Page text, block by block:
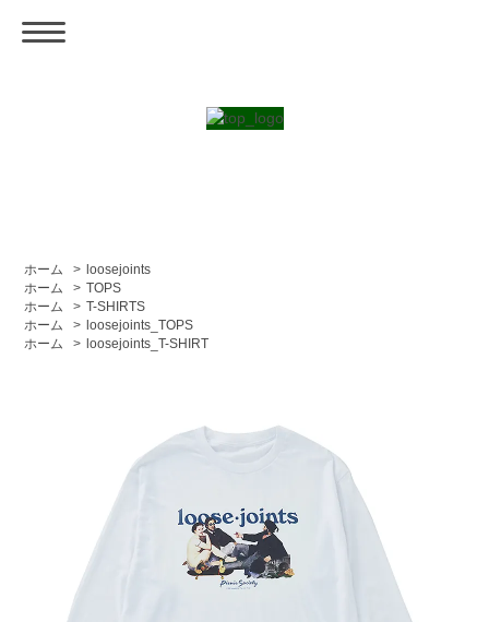
ホーム > loosejoints
ホーム
> TOPS
ホーム
> T-SHIRTS
ホーム
> loosejoints_TOPS
ホーム
> loosejoints_T-SHIRT